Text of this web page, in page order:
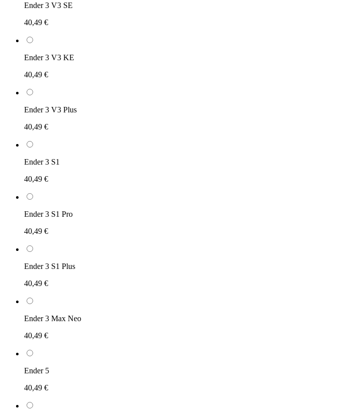
Ender 3 V3 SE
40,49 €
Ender 3 V3 KE
40,49 €
Ender 3 V3 Plus
40,49 €
Ender 3 S1
40,49 €
Ender 3 S1 Pro
40,49 €
Ender 3 S1 Plus
40,49 €
Ender 3 Max Neo
40,49 €
Ender 5
40,49 €